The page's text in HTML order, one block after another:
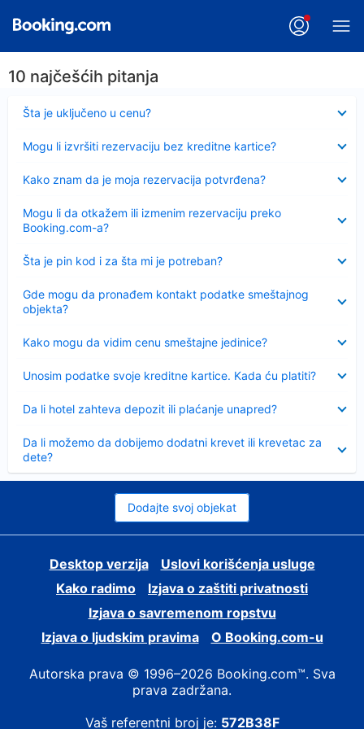
10 najčešćih pitanja
Šta je uključeno u cenu?
Sažeto
Mogu li izvršiti rezervaciju bez kreditne kartice?
Kako znam da je moja rezervacija potvrđena?
Mogu li da otkažem ili izmenim rezervaciju preko
Booking.com-a?
Šta je pin kod i za šta mi je potreban?
Sažeto
Gde mogu da pronađem kontakt podatke smeštajnog
objekta?
Kako mogu da vidim cenu smeštajne jedinice?
Unosim podatke svoje kreditne kartice. Kada ću platiti?
Da li hotel zahteva depozit ili plaćanje unapred?
Da li možemo da dobijemo dodatni krevet ili krevetac za
dete?
Dodajte svoj objekat
Desktop verzija
Uslovi korišćenja usluge
Kako radimo
Izjava o zaštiti privatnosti
Izjava o savremenom ropstvu
Izjava o ljudskim pravima
О Booking.com-u
Autorska prava © 1996–2026 Booking.com™. Sva
prava zadržana.
Vaš referentni broj je: 572B38F